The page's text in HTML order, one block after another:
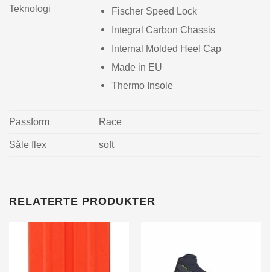
Teknologi
Fischer Speed Lock
Integral Carbon Chassis
Internal Molded Heel Cap
Made in EU
Thermo Insole
Passform Race
Såle flex soft
RELATERTE PRODUKTER